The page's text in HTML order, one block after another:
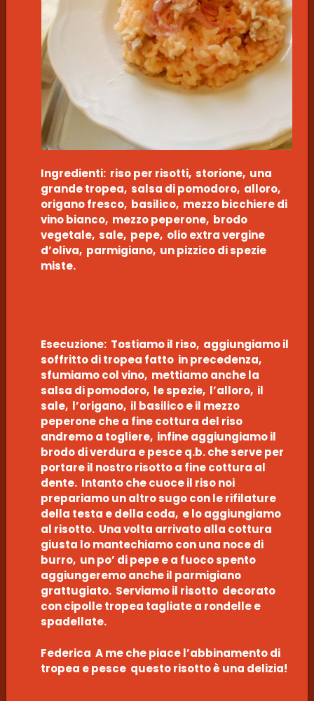
Ingredienti: riso per risotti, storione, una
grande tropea, salsa di pomodoro, alloro,
origano fresco, basilico, mezzo bicchiere di
vino bianco, mezzo peperone, brodo
vegetale, sale, pepe, olio extra vergine
d’oliva, parmigiano, un pizzico di spezie
miste.
Esecuzione: Tostiamo il riso, aggiungiamo il
soffritto di tropea fatto in precedenza,
sfumiamo col vino, mettiamo anche la
salsa di pomodoro, le spezie, l’alloro, il
sale, l’origano, il basilico e il mezzo
peperone che a fine cottura del riso
andremo a togliere, infine aggiungiamo il
brodo di verdura e pesce q.b. che serve per
portare il nostro risotto a fine cottura al
dente. Intanto che cuoce il riso noi
prepariamo un altro sugo con le rifilature
della testa e della coda, e lo aggiungiamo
al risotto. Una volta arrivato alla cottura
giusta lo mantechiamo con una noce di
burro, un po’ di pepe e a fuoco spento
aggiungeremo anche il parmigiano
grattugiato. Serviamo il risotto decorato
con cipolle tropea tagliate a rondelle e
spadellate.
Federica A me che piace l’abbinamento di
tropea e pesce questo risotto è una delizia!